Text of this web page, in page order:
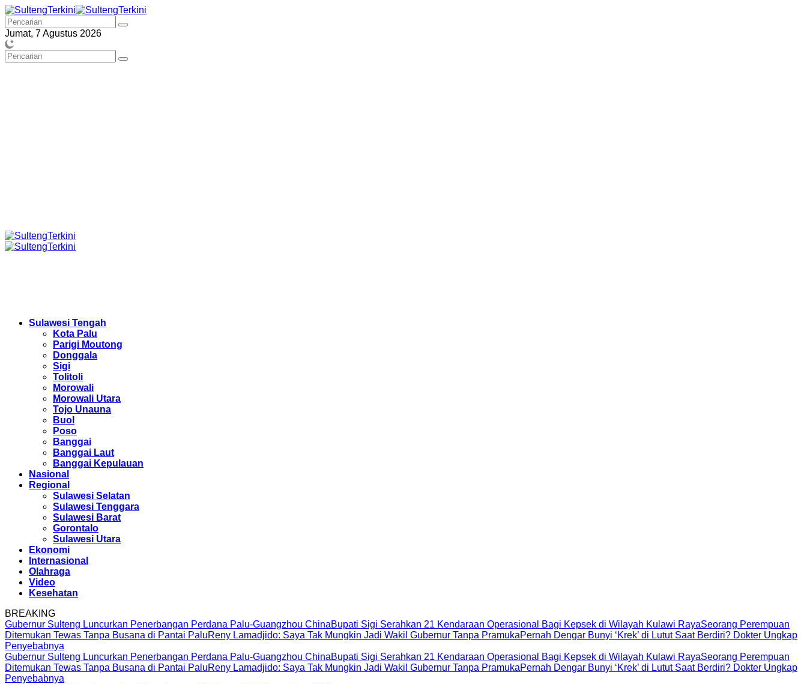
Langsung
ke
konten
Jumat, 7 Agustus 2026
Sulawesi Tengah
Kota Palu
Parigi Moutong
Donggala
Sigi
Tolitoli
Morowali
Morowali Utara
Tojo Unauna
Buol
Poso
Banggai
Banggai Laut
Banggai Kepulauan
Nasional
Regional
Sulawesi Selatan
Sulawesi Tenggara
Sulawesi Barat
Gorontalo
Sulawesi Utara
Ekonomi
Internasional
Olahraga
Video
Kesehatan
BREAKING
Gubernur Sulteng Luncurkan Penerbangan Perdana Palu-Guangzhou ChinaBupati Sigi Serahkan 21 Kendaraan Operasional Bagi Kepsek di Wilayah Kulawi RayaSeorang Perempuan
Ditemukan Tewas Tanpa Busana di Pantai PaluReny Lamadjido: Saya Tak Mungkin Jadi Wakil Gubernur Tanpa PramukaPernah Dengar Bunyi ‘Krek’ di Lutut Saat Berdiri? Dokter Ungkap
Penyebabnya
Gubernur Sulteng Luncurkan Penerbangan Perdana Palu-Guangzhou ChinaBupati Sigi Serahkan 21 Kendaraan Operasional Bagi Kepsek di Wilayah Kulawi RayaSeorang Perempuan
Ditemukan Tewas Tanpa Busana di Pantai PaluReny Lamadjido: Saya Tak Mungkin Jadi Wakil Gubernur Tanpa PramukaPernah Dengar Bunyi ‘Krek’ di Lutut Saat Berdiri? Dokter Ungkap
Penyebabnya